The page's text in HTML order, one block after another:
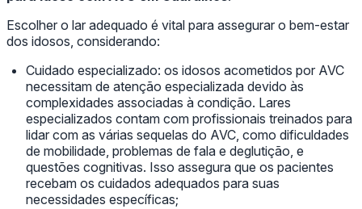
Escolher o lar adequado é vital para assegurar o bem-estar
dos idosos, considerando:
Cuidado especializado: os idosos acometidos por AVC
necessitam de atenção especializada devido às
complexidades associadas à condição. Lares
especializados contam com profissionais treinados para
lidar com as várias sequelas do AVC, como dificuldades
de mobilidade, problemas de fala e deglutição, e
questões cognitivas. Isso assegura que os pacientes
recebam os cuidados adequados para suas
necessidades específicas;